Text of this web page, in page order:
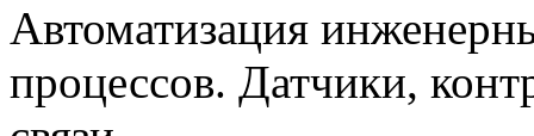
Автоматизация
процессов. Датчики,